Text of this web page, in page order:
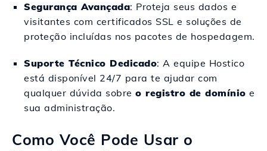
Segurança Avançada: Proteja seus dados e
visitantes com certificados SSL e soluções de
proteção incluídas nos pacotes de hospedagem.
Suporte Técnico Dedicado: A equipe Hostico
está disponível 24/7 para te ajudar com
qualquer dúvida sobre o registro de domínio e
sua administração.
Como Você Pode Usar o